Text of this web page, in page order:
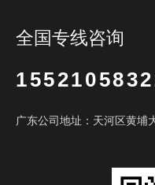
全国专线咨询
广东公司地址：天河区黄埔